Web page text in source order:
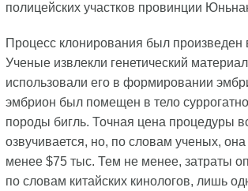
полицейских участков провинции
Процесс клонирования был произведен
Ученые извлекли генетический
использовали его в формировании
эмбрион был помещен в тело
породы бигль. Точная цена процедуры
озвучивается, но, по словам ученых, она
менее $75 тыс. Тем не менее, затраты
по словам китайских кинологов, лишь